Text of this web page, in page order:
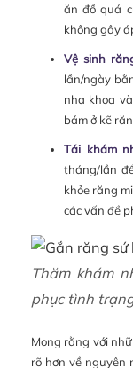
ăn đồ quá
không gây
Vệ sinh
lần/ngày
nha khoa
bám ở kẽ
Tái khám
tháng/lần
khỏe răng
các vấn đề
Thăm khám
phục tình
Mong rằng với
rõ hơn về nguyên